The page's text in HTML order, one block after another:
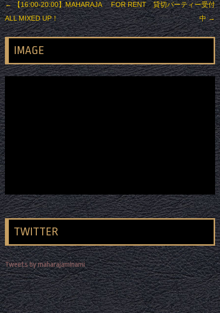
投稿ナビゲーション
←【16:00-20:00】MAHARAJA
ALL MIXED UP！
FOR RENT 貸切パーティー受付
中→
IMAGE
TWITTER
Tweets by maharajaminami